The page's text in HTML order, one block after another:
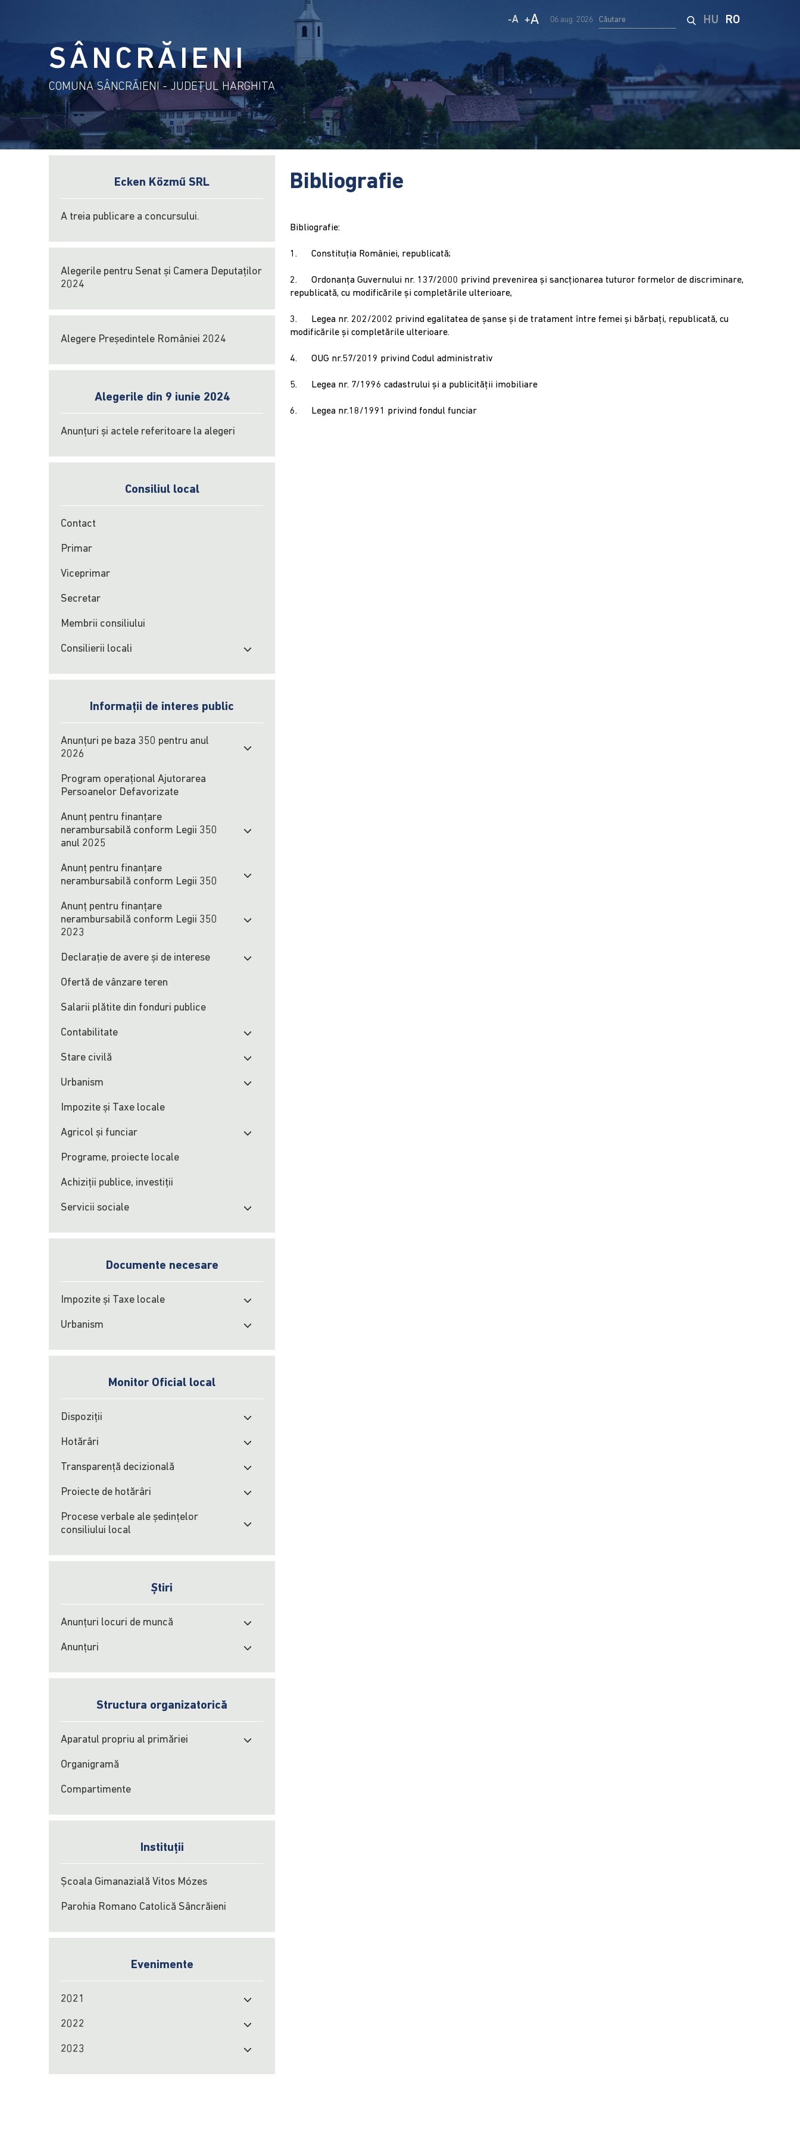
-A +A 06 aug. 2026 HU RO
SÂNCRĂIENI
COMUNA SÂNCRĂIENI - JUDEŢUL HARGHITA
Ecken Közmű SRL
A treia publicare a concursului.
Alegerile pentru Senat și Camera Deputaților
2024
Alegere Președintele României 2024
Alegerile din 9 iunie 2024
Anunțuri și actele referitoare la alegeri
Consiliul local
Contact
Primar
Viceprimar
Secretar
Membrii consiliului
Consilierii locali
Informații de interes public
Anunțuri pe baza 350 pentru anul
2026
Program operațional Ajutorarea
Persoanelor Defavorizate
Anunț pentru finanțare
nerambursabilă conform Legii 350
anul 2025
Anunț pentru finanțare
nerambursabilă conform Legii 350
Anunț pentru finanțare
nerambursabilă conform Legii 350
2023
Declarație de avere și de interese
Ofertă de vânzare teren
Salarii plătite din fonduri publice
Contabilitate
Stare civilă
Urbanism
Impozite şi Taxe locale
Agricol şi funciar
Programe, proiecte locale
Achiziţii publice, investiţii
Servicii sociale
Documente necesare
Impozite şi Taxe locale
Urbanism
Monitor Oficial local
Dispoziții
Hotărâri
Transparență decizională
Proiecte de hotărâri
Procese verbale ale şedinţelor
consiliului local
Știri
Anunțuri locuri de muncă
Anunțuri
Structura organizatorică
Aparatul propriu al primăriei
Organigramă
Compartimente
Instituții
Școala Gimanazială Vitos Mózes
Parohia Romano Catolică Sâncrăieni
Evenimente
2021
2022
2023
Bibliografie
Bibliografie:
1. Constituția României, republicată;
2. Ordonanţa Guvernului nr. 137/2000 privind prevenirea şi sancţionarea tuturor formelor de discriminare,
republicată, cu modificările şi completările ulterioare,
3. Legea nr. 202/2002 privind egalitatea de şanse şi de tratament între femei şi bărbaţi, republicată, cu
modificările şi completările ulterioare.
4. OUG nr.57/2019 privind Codul administrativ
5. Legea nr. 7/1996 cadastrului şi a publicităţii imobiliare
6. Legea nr.18/1991 privind fondul funciar